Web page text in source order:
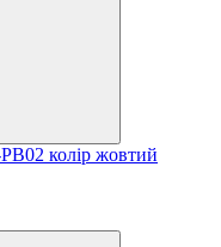
колір жовтий